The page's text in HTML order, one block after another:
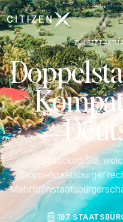
Zur Startseite von CitizenX
ZULETZT
Entdecken Sie,
Doppelstaatsbürger
197